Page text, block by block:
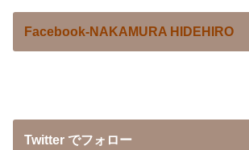
Facebook-NAKAMURA HIDEHIRO
Twitter でフォロー